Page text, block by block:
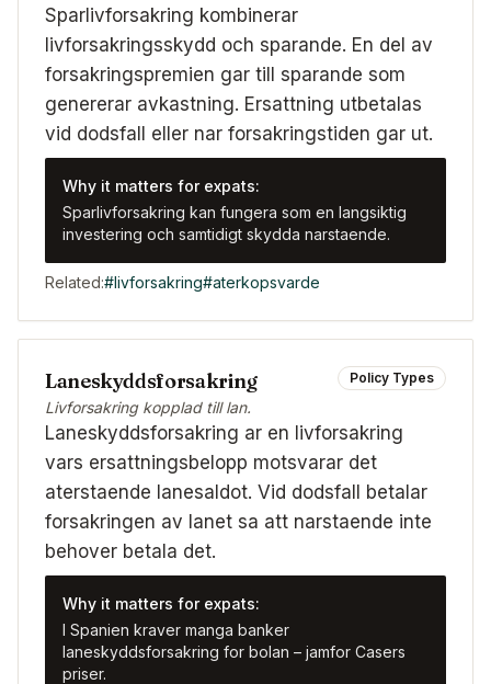
Sparlivforsakring kombinerar
livforsakringsskydd och sparande. En del av
forsakringspremien gar till sparande som
genererar avkastning. Ersattning utbetalas
vid dodsfall eller nar forsakringstiden gar ut.
Why it matters for expats:
Sparlivforsakring kan fungera som en langsiktig
investering och samtidigt skydda narstaende.
Related:#livforsakring#aterkopsvarde
Laneskyddsforsakring
Livforsakring kopplad till lan.
Policy Types
Laneskyddsforsakring ar en livforsakring
vars ersattningsbelopp motsvarar det
aterstaende lanesaldot. Vid dodsfall betalar
forsakringen av lanet sa att narstaende inte
behover betala det.
Why it matters for expats:
I Spanien kraver manga banker
laneskyddsforsakring for bolan – jamfor Casers
priser.